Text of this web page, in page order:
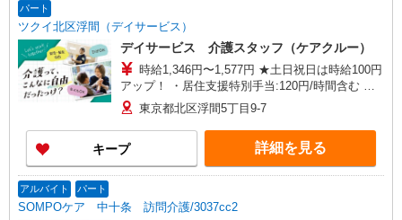
パート
ツクイ北区浮間（デイサービス）
デイサービス 介護スタッフ（ケアクルー）
時給1,346円〜1,577円 ★土日祝日は時給100円
アップ！ ・居住支援特別手当:120円/時間含む ※
給与幅は資格・経験等による
東京都北区浮間5丁目9-7
キープ 詳細を見る
アルバイト パート
SOMPOケア 中十条 訪問介護/3037cc2